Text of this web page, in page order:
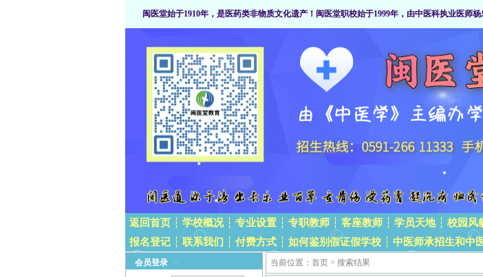
闽医堂始于1910年，是医药类非物质文化遗产 ！闽医堂职校始于1999年，由中医科执业医师
返回首页 ┆ 学校概况 ┆ 专业设置 ┆ 专职教师 ┆ 客座教师 ┆ 学员天地 ┆ 校园风
报名登记 ┆ 联系我们 ┆ 付费方式 ┆ 如何鉴别假证假学校 ┆ 中医师承招生和中
会员登录 当前位置： 首页 > 搜索结果